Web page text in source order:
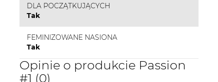
DLA POCZĄTKUJĄCYCH
Tak
FEMINIZOWANE NASIONA
Tak
Opinie o produkcie Passion
#1 (0)